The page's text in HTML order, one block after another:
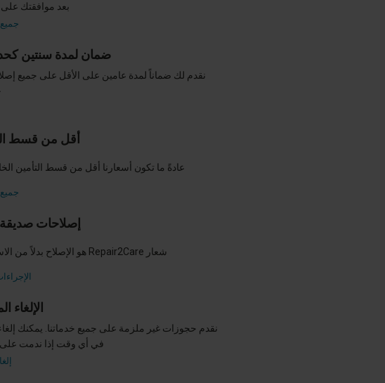
بعد موافقتك على
جميع
ضمان لمدة سنتين
نقدم لك ضماناً لمدة عامين على الأقل على جميع
أقل من قسط
عادةً ما تكون أسعارنا أقل من قسط التأمين
جميع
إصلاحات صديقة
شعار Repair2Care هو الإصلاح بدلاً من الاستبدال.
الإلغاء
نقدم حجوزات غير ملزمة على جميع خدماتنا. يمكنك
في أي وقت إذا ندمت على